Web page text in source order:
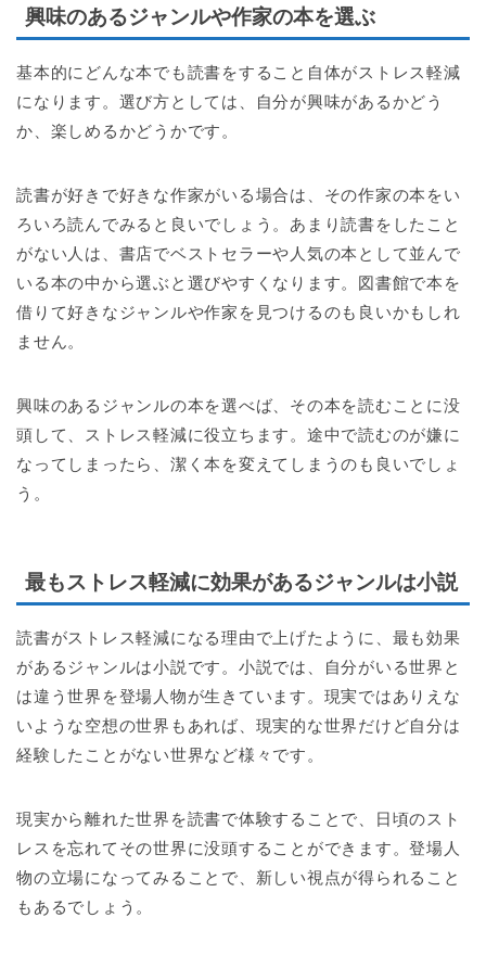
興味のあるジャンルや作家の本を選ぶ
基本的にどんな本でも読書をすること自体がストレス軽減
になります。選び方としては、自分が興味があるかどう
か、楽しめるかどうかです。
読書が好きで好きな作家がいる場合は、その作家の本をい
ろいろ読んでみると良いでしょう。あまり読書をしたこと
がない人は、書店でベストセラーや人気の本として並んで
いる本の中から選ぶと選びやすくなります。図書館で本を
借りて好きなジャンルや作家を見つけるのも良いかもしれ
ません。
興味のあるジャンルの本を選べば、その本を読むことに没
頭して、ストレス軽減に役立ちます。途中で読むのが嫌に
なってしまったら、潔く本を変えてしまうのも良いでしょ
う。
最もストレス軽減に効果があるジャンルは小説
読書がストレス軽減になる理由で上げたように、最も効果
があるジャンルは小説です。小説では、自分がいる世界と
は違う世界を登場人物が生きています。現実ではありえな
いような空想の世界もあれば、現実的な世界だけど自分は
経験したことがない世界など様々です。
現実から離れた世界を読書で体験することで、日頃のスト
レスを忘れてその世界に没頭することができます。登場人
物の立場になってみることで、新しい視点が得られること
もあるでしょう。